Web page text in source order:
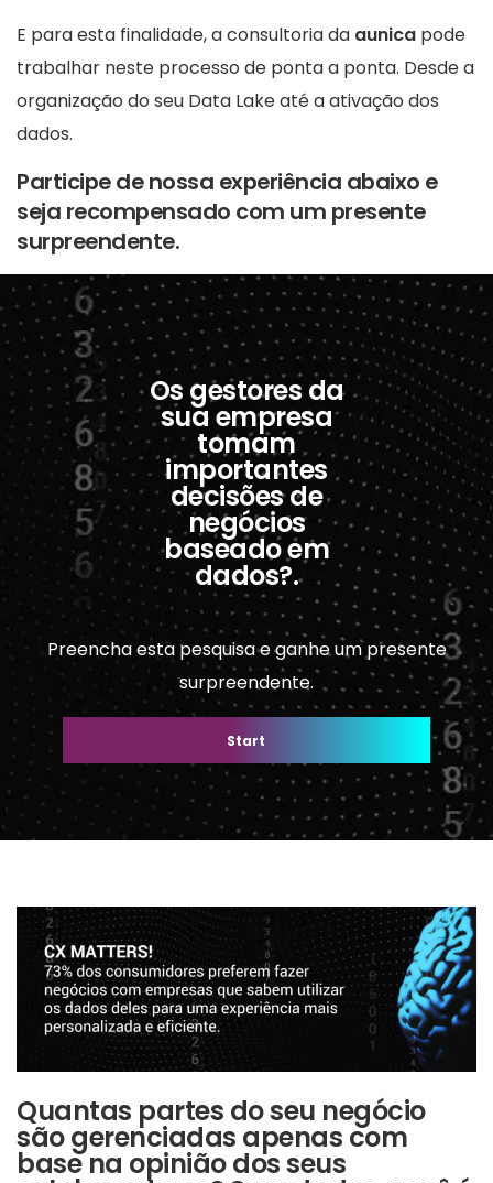
E para esta finalidade, a consultoria da aunica pode
trabalhar neste processo de ponta a ponta. Desde a
organização do seu Data Lake até a ativação dos
dados.
Participe de nossa experiência abaixo e
seja recompensado com um presente
surpreendente.
Os gestores da
sua empresa
tomam
importantes
decisões de
negócios
baseado em
dados?.
Preencha esta pesquisa e ganhe um presente
surpreendente.
Start
Quantas partes do seu negócio
são gerenciadas apenas com
base na opinião dos seus